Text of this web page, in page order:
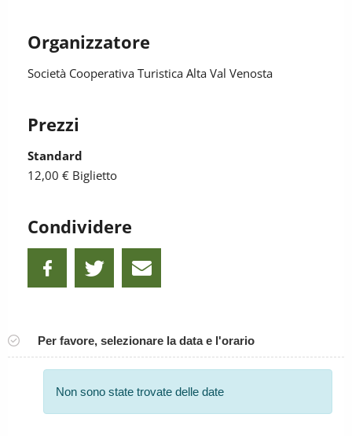
Organizzatore
Società Cooperativa Turistica Alta Val Venosta
Prezzi
Standard
12,00 € Biglietto
Condividere